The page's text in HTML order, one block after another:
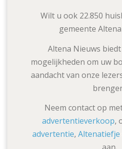
Wilt u ook 22.850
gemeente
Altena Nieuws
mogelijkheden om uw
aandacht van onze
Neem contact op
advertentieverkoop,
advertentie, Altenatiefje